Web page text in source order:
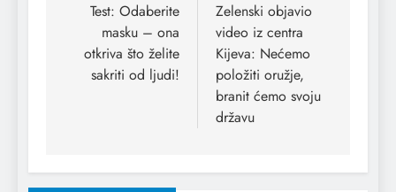
Test: Odaberite
masku – ona
otkriva što želite
sakriti od ljudi!
Zelenski objavio
video iz centra
Kijeva: Nećemo
položiti oružje,
branit ćemo svoju
državu